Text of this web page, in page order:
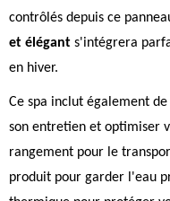
contrôlés depuis ce
et élégant s'intégrera
en hiver.
Ce spa inclut également
son entretien et optimiser
rangement pour le
produit pour garder l'eau